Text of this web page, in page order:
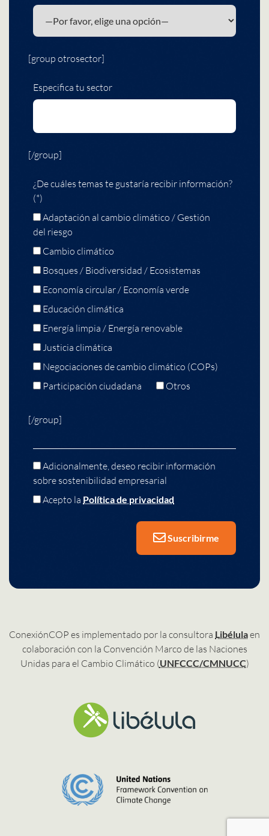
[group otrosector]
Especifica tu sector
[/group]
¿De cuáles temas te gustaría recibir información?
(*)
Adaptación al cambio climático / Gestión
del riesgo
Cambio climático
Bosques / Biodiversidad / Ecosistemas
Economía circular / Economía verde
Educación climática
Energía limpia / Energía renovable
Justicia climática
Negociaciones de cambio climático (COPs)
Participación ciudadana
Otros
[/group]
Adicionalmente, deseo recibir información
sobre sostenibilidad empresarial
Acepto la Política de privacidad
Suscribirme
ConexiónCOP es implementado por la consultora Libélulaen
colaboración con la Convención Marco de las Naciones
Unidas para el Cambio Climático (UNFCCC/CMNUCC)